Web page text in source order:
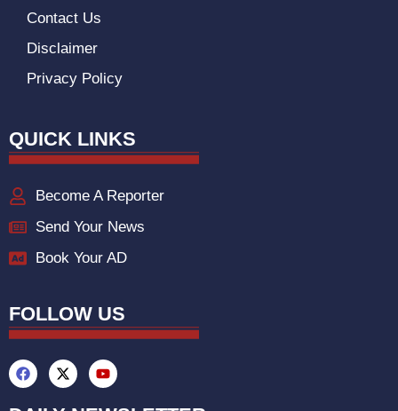
Contact Us
Disclaimer
Privacy Policy
QUICK LINKS
Become A Reporter
Send Your News
Book Your AD
FOLLOW US